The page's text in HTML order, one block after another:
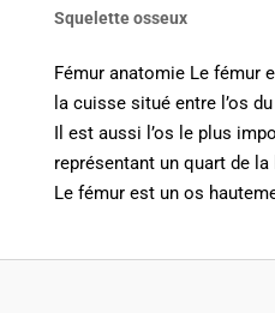
Squelette osseux
Fémur anatomie Le fémur
la cuisse situé entre l’os
Il est aussi l’os le plus
représentant un quart de
Le fémur est un os